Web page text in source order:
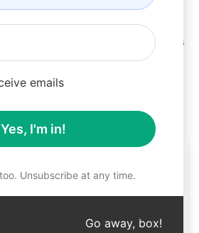
Writing Prompts
par des Humains, Sans Plagiat
August 12, 2023
des
Sans Plagiat
emails
Yes, I'm in!
Unsubscribe at any time.
Go away, box!